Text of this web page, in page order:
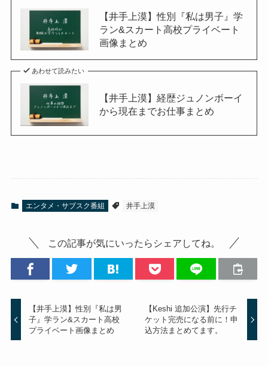
【井手上漠】性別『私は男子』学
ラン&スカート高校プライベート
画像まとめ
あわせて読みたい
【井手上漠】経歴ジュノンボーイ
から現在までお仕事まとめ
エンタメ・サブスク番組 井手上漠
この記事が気にいったらシェアしてね。
【井手上漠】性別『私は男
子』学ラン&スカート高校
プライベート画像まとめ
【Keshi 追加公演】先行チ
ケット完売になる前に！申
込方法まとめてます。